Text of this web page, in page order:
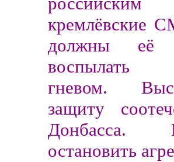
кремлёвские
должны её
воспылать
гневом.
защиту
Донбасса.
остановить